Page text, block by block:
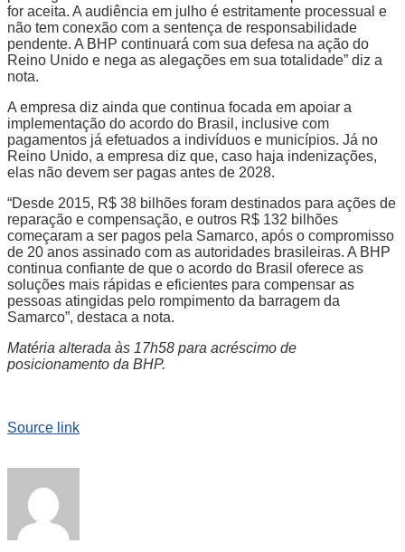
for aceita. A audiência em julho é estritamente processual e
não tem conexão com a sentença de responsabilidade
pendente. A BHP continuará com sua defesa na ação do
Reino Unido e nega as alegações em sua totalidade” diz a
nota.
A empresa diz ainda que continua focada em apoiar a
implementação do acordo do Brasil, inclusive com
pagamentos já efetuados a indivíduos e municípios. Já no
Reino Unido, a empresa diz que, caso haja indenizações,
elas não devem ser pagas antes de 2028.
“Desde 2015, R$ 38 bilhões foram destinados para ações de
reparação e compensação, e outros R$ 132 bilhões
começaram a ser pagos pela Samarco, após o compromisso
de 20 anos assinado com as autoridades brasileiras. A BHP
continua confiante de que o acordo do Brasil oferece as
soluções mais rápidas e eficientes para compensar as
pessoas atingidas pelo rompimento da barragem da
Samarco”, destaca a nota.
Matéria alterada às 17h58 para acréscimo de
posicionamento da BHP.
Source link